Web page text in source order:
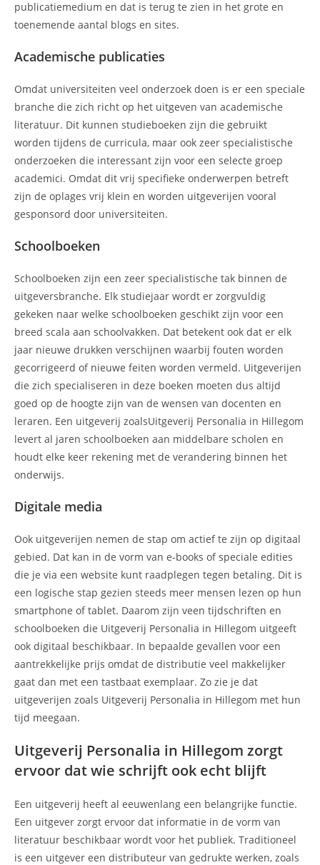
publicatiemedium en dat is terug te zien in het grote en
toenemende aantal blogs en sites.
Academische publicaties
Omdat universiteiten veel onderzoek doen is er een speciale
branche die zich richt op het uitgeven van academische
literatuur. Dit kunnen studieboeken zijn die gebruikt
worden tijdens de curricula, maar ook zeer specialistische
onderzoeken die interessant zijn voor een selecte groep
academici. Omdat dit vrij specifieke onderwerpen betreft
zijn de oplages vrij klein en worden uitgeverijen vooral
gesponsord door universiteiten.
Schoolboeken
Schoolboeken zijn een zeer specialistische tak binnen de
uitgeversbranche. Elk studiejaar wordt er zorgvuldig
gekeken naar welke schoolboeken geschikt zijn voor een
breed scala aan schoolvakken. Dat betekent ook dat er elk
jaar nieuwe drukken verschijnen waarbij fouten worden
gecorrigeerd of nieuwe feiten worden vermeld. Uitgeverijen
die zich specialiseren in deze boeken moeten dus altijd
goed op de hoogte zijn van de wensen van docenten en
leraren. Een uitgeverij zoalsUitgeverij Personalia in Hillegom
levert al jaren schoolboeken aan middelbare scholen en
houdt elke keer rekening met de verandering binnen het
onderwijs.
Digitale media
Ook uitgeverijen nemen de stap om actief te zijn op digitaal
gebied. Dat kan in de vorm van e-books of speciale edities
die je via een website kunt raadplegen tegen betaling. Dit is
een logische stap gezien steeds meer mensen lezen op hun
smartphone of tablet. Daarom zijn veen tijdschriften en
schoolboeken die Uitgeverij Personalia in Hillegom uitgeeft
ook digitaal beschikbaar. In bepaalde gevallen voor een
aantrekkelijke prijs omdat de distributie veel makkelijker
gaat dan met een tastbaat exemplaar. Zo zie je dat
uitgeverijen zoals Uitgeverij Personalia in Hillegom met hun
tijd meegaan.
Uitgeverij Personalia in Hillegom zorgt
ervoor dat wie schrijft ook echt blijft
Een uitgeverij heeft al eeuwenlang een belangrijke functie.
Een uitgever zorgt ervoor dat informatie in de vorm van
literatuur beschikbaar wordt voor het publiek. Traditioneel
is een uitgever een distributeur van gedrukte werken, zoals